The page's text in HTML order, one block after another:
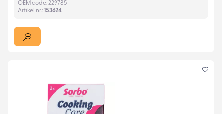
OEM code: 229785
Artikel nr.: 153624